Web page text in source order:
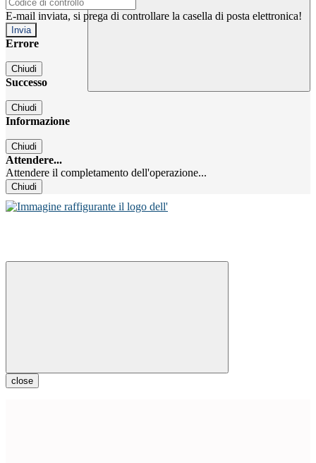
E-mail inviata, si prega di controllare la casella di posta elettronica!
Errore
Chiudi
Successo
Chiudi
Informazione
Chiudi
Attendere...
Attendere il completamento dell'operazione...
Chiudi
close